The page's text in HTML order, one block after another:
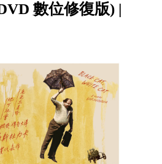
數位修復版) |